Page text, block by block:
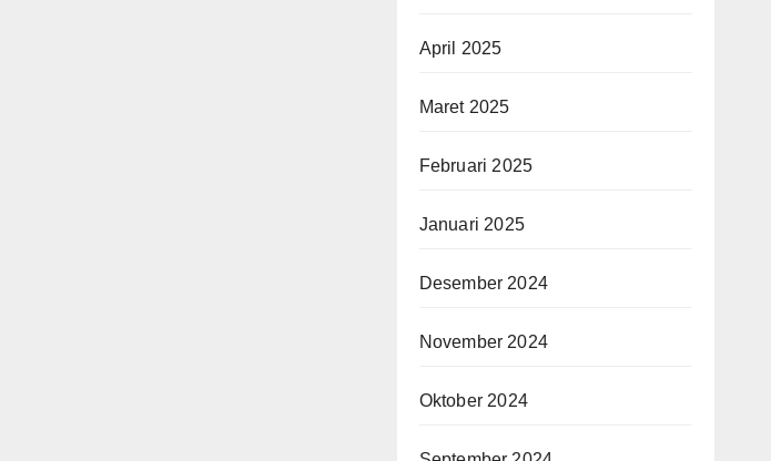
April 2025
Maret 2025
Februari 2025
Januari 2025
Desember 2024
November 2024
Oktober 2024